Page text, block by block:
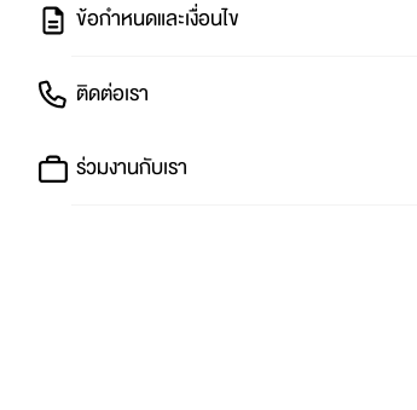
ข้อกำหนดและเงื่อนไข
ติดต่อเรา
ร่วมงานกับเรา